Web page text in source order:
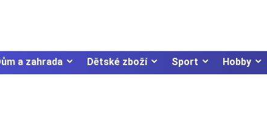
a zahrada Dětské zboží Sport Hobby